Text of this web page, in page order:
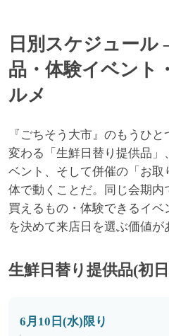
日別スケジュー
品・体験イベント
ルメ
『ごちそう大市』のもうひ
変わる「生鮮日替り提供品」
ベント、そして併催の「お取
体で動くことだ。同じ会期内
買えるもの・体験できるイ
を決めて来店日を選ぶ価値が
生鮮日替り提供品(初
6月10日(水)限り